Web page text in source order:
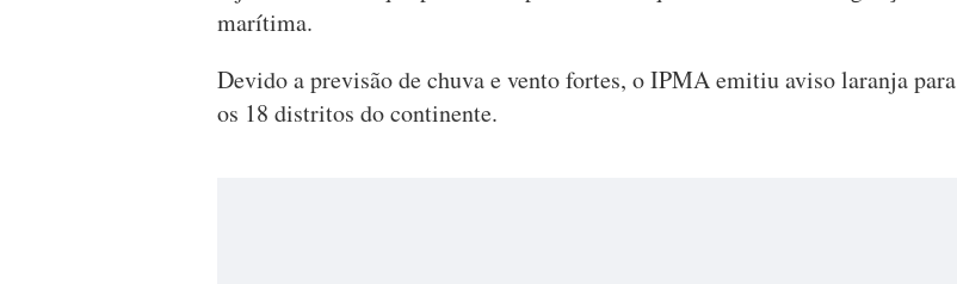
marítima.
Devido a previsão de chuva e vento fortes, o IPMA emitiu aviso laranja para
os 18 distritos do continente.